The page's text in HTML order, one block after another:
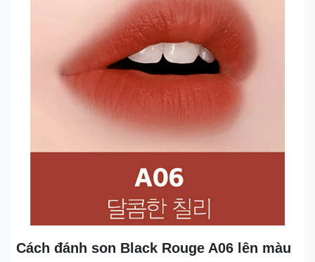
Cách đánh son Black Rouge A06 lên màu